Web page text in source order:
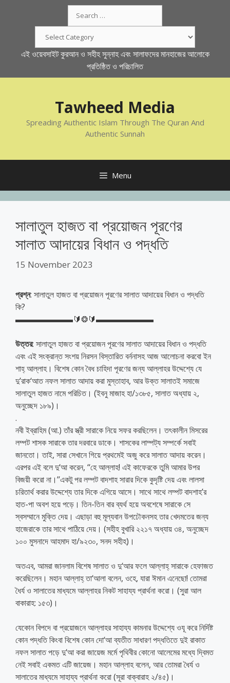
for:
এই ওয়েবসাইট কুরআন ও সহীহ সুন্নাহ এবং সালাফদের মানহাজের আলোকে
প্রতিষ্ঠিত ও পরিচালিত
Tawheed Media
Spreading Authentic Islam Through The Quran And
Authentic Sunnah
Menu
সালাতুল হাজত বা প্রয়োজন পূরণের
সালাত আদায়ের বিধান ও পদ্ধতি
15 November 2023
প্রশ্ন: সালাতুল হাজত বা প্রয়োজন পূরণের সালাত আদায়ের বিধান ও পদ্ধতি
কি?
▬▬▬▬▬▬▬🔰❂🔰▬▬▬▬▬▬▬
উত্তর: সালাতুল হাজত বা প্রয়োজন পূরণের সালাত আদায়ের বিধান ও পদ্ধতি
এবং এই সংক্রান্ত সংশয় নিরসন বিস্তারিত বর্ননাসহ আজ আলোচনা করবো ইন
শাহ্ আল্লাহ। বিশেষ কোন বৈধ চাহিদা পূরণের জন্য আল্লাহর উদ্দেশ্যে যে
দু’রাক‘আত নফল সালাত আদায় করা মুস্তাহাব, আর উক্ত সালাতই সমাজে
সালাতুল হাজত নামে পরিচিত। (ইবনু মাজাহ হা/১৩৮৫, সালাত অধ্যায় ২,
অনুচ্ছেদ ১৮৯)।
.
নবী ইব্রাহিম (আ.) তাঁর স্ত্রী সারাকে নিয়ে সফর করছিলেন। তৎকালীন মিসরের
লম্পট শাসক সারাকে তার দরবারে ডাকে। শাসকের লাম্পট্য সম্পর্কে সবাই
জানতো। তাই, সারা সেখানে গিয়ে প্রথমেই অজু করে সালাত আদায় করেন।
এরপর এই বলে দু‘আ করেন, ‘‘হে আল্লাহ! এই কাফেরকে তুমি আমার উপর
বিজয়ী করো না।’’একটু পর লম্পট বাদশাহ সারার দিকে কুদৃষ্টি দেয় এবং লালসা
চরিতার্থ করার উদ্দেশ্যে তার দিকে এগিয়ে আসে। সাথে সাথে লম্পট বাদশাহ’র
হাত-পা অবশ হয়ে পড়ে। তিন-তিন বার ব্যর্থ হয়ে অবশেষে সারাকে সে
স্বসম্মানে মুক্তি দেয়। এছাড়া বহু মূল্যবান উপঢৌকনসহ তার খেদমতের জন্য
হাজেরাকে তার সাথে পাঠিয়ে দেয়। (সহীহ বুখারি ২২১৭ অধ্যায় ৩৪, অনুচ্ছেদ
১০০ মুসনাদে আহমাদ হা/৯২৩০, সনদ সহীহ)।
অতএব, আমরা জানলাম বিশেষ সালাত ও দু‘আর ফলে আল্লাহ্ সারাকে হেফাজত
করেছিলেন। মহান আল্লাহ্ তা‘আলা বলেন, ওহে, যারা ঈমান এনেছো! তোমরা
ধৈর্য ও সালাতের মাধ্যমে আল্লাহর নিকট সাহায্য প্রার্থনা করো। (সুরা আল
বাকারাহ: ১৫৩)।
যেকোন বিপদে বা প্রয়োজনে আল্লাহর সাহায্য কামনার উদ্দেশ্যে ওযূ করে নির্দিষ্ট
কোন পদ্ধতি কিংবা বিশেষ কোন দো‘আ ব্যতীত সাধারণ পদ্ধতিতে দুই রাকাত
নফল সালাত পড়ে দু‘আ করা জায়েজ মর্মে পৃথিবীর কোনো আলেমের মধ্যে দ্বিমত
নেই সবাই একমত এটি জায়েজ। মহান আল্লাহ বলেন, আর তোমরা ধৈর্য ও
সালাতের মাধ্যমে সাহায্য প্রার্থনা করো (সূরা বাক্বারাহ ২/৪৫)।